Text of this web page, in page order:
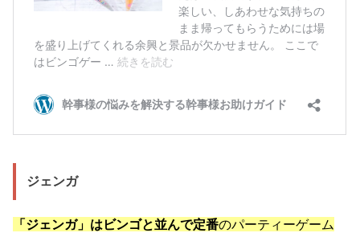
ジェンガ
「ジェンガ」はビンゴと並んで定番のパーティーゲーム